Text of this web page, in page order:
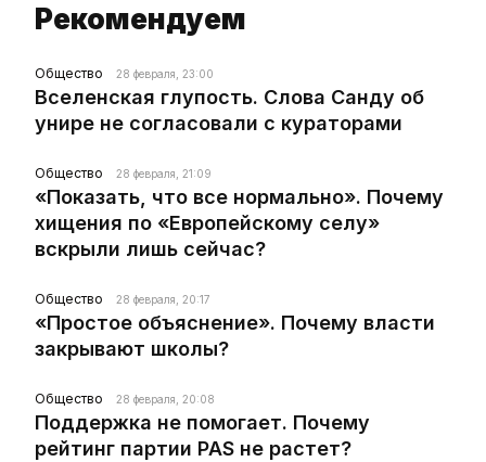
Рекомендуем
Общество 28 февраля, 23:00
Вселенская глупость. Слова Санду об
унире не согласовали с кураторами
Общество 28 февраля, 21:09
«Показать, что все нормально». Почему
хищения по «Европейскому селу»
вскрыли лишь сейчас?
Общество 28 февраля, 20:17
«Простое объяснение». Почему власти
закрывают школы?
Общество 28 февраля, 20:08
Поддержка не помогает. Почему
рейтинг партии PAS не растет?